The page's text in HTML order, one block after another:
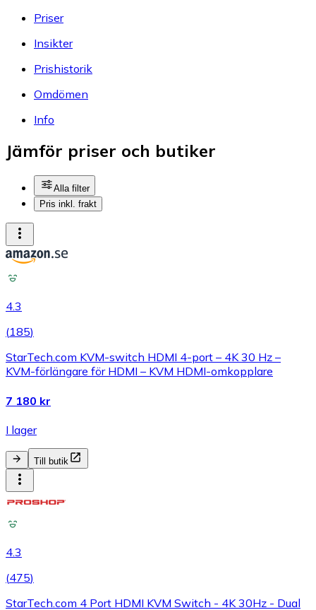
Priser
Insikter
Prishistorik
Omdömen
Info
Jämför priser och butiker
Alla filter
Pris inkl. frakt
4.3
(185)
StarTech.com KVM-switch HDMI 4-port – 4K 30 Hz –
KVM-förlängare för HDMI – KVM HDMI-omkopplare
7 180 kr
I lager
Till butik
4.3
(475)
StarTech.com 4 Port HDMI KVM Switch - 4K 30Hz - Dual